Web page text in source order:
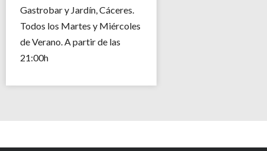
Gastrobar y Jardín, Cáceres.
Todos los Martes y Miércoles
de Verano. A partir de las
21:00h